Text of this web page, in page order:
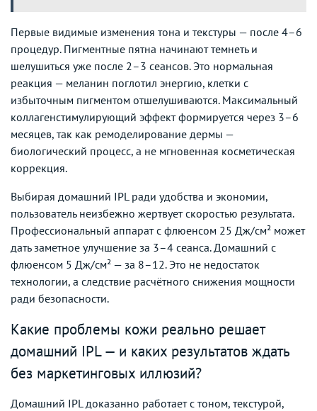
Первые видимые изменения тона и текстуры — после 4–6
процедур. Пигментные пятна начинают темнеть и
шелушиться уже после 2–3 сеансов. Это нормальная
реакция — меланин поглотил энергию, клетки с
избыточным пигментом отшелушиваются. Максимальный
коллагенстимулирующий эффект формируется через 3–6
месяцев, так как ремоделирование дермы —
биологический процесс, а не мгновенная косметическая
коррекция.
Выбирая домашний IPL ради удобства и экономии,
пользователь неизбежно жертвует скоростью результата.
Профессиональный аппарат с флюенсом 25 Дж/см² может
дать заметное улучшение за 3–4 сеанса. Домашний с
флюенсом 5 Дж/см² — за 8–12. Это не недостаток
технологии, а следствие расчётного снижения мощности
ради безопасности.
Какие проблемы кожи реально решает
домашний IPL — и каких результатов ждать
без маркетинговых иллюзий?
Домашний IPL доказанно работает с тоном, текстурой,